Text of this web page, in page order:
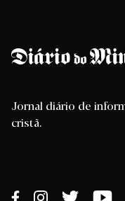
Jornal diário de
cristã.